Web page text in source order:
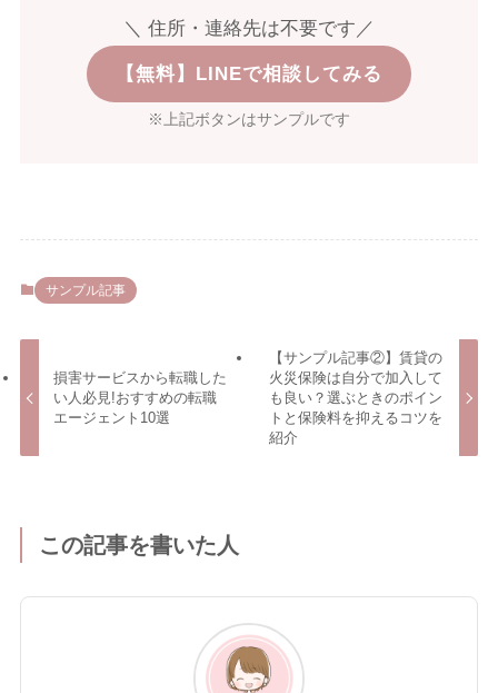
＼ 住所・連絡先は不要です／
【無料】LINEで相談してみる
※上記ボタンはサンプルです
サンプル記事
損害サービスから転職した
い人必見!おすすめの転職
エージェント10選
【サンプル記事②】賃貸の
火災保険は自分で加入して
も良い？選ぶときのポイン
トと保険料を抑えるコツを
紹介
この記事を書いた人